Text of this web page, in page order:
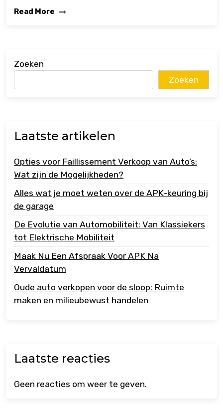
Read More
Zoeken
Zoeken
Laatste artikelen
Opties voor Faillissement Verkoop van Auto’s:
Wat zijn de Mogelijkheden?
Alles wat je moet weten over de APK-keuring bij
de garage
De Evolutie van Automobiliteit: Van Klassiekers
tot Elektrische Mobiliteit
Maak Nu Een Afspraak Voor APK Na
Vervaldatum
Oude auto verkopen voor de sloop: Ruimte
maken en milieubewust handelen
Laatste reacties
Geen reacties om weer te geven.